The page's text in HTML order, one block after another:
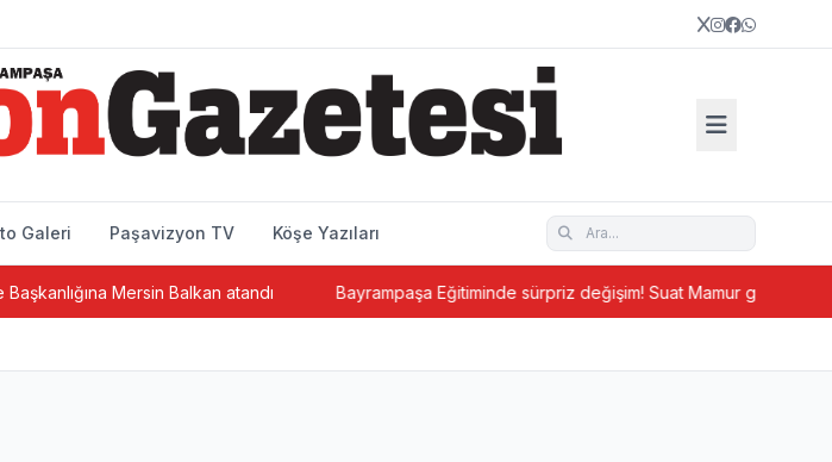
Galeri Paşavizyon TV Köşe Yazıları
Mersin Balkan atandı Bayrampaşa Eğitiminde sürpriz değişim! Suat Mamur gitti, Hüseyin Aydın